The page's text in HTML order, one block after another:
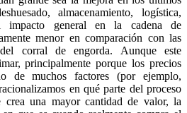
almacenamiento, logística,
impacto general en la cadena de
menor en comparación con las
corral de engorda. Aunque este
principalmente porque los precios
de muchos factores (por ejemplo,
en qué parte del proceso
crea una mayor cantidad de valor, la